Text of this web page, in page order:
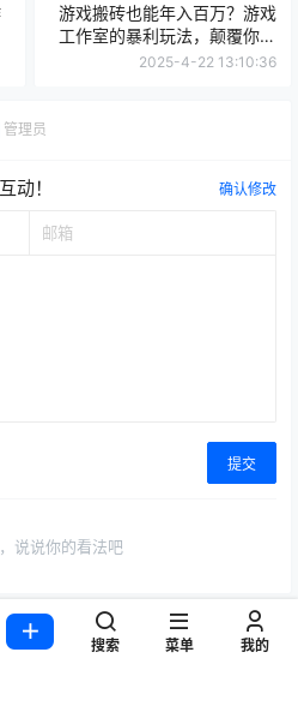
游戏搬砖也能年入百万？游戏
工作室的暴利玩法，颠覆你的
认知！
2025-4-22 13:10:36
管理员
动！ 确认修改
提交
说说你的看法吧
WZ游戏项目联盟
搜索 菜单 我的